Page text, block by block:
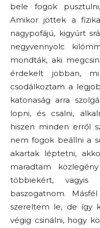
bele fogok
Amikor jöttek a
nagypofájú, kigyúrt
negyvennyolc
mondták, aki
érdekelt jobban,
csodálkoztam a
katonaság arra
lopni, és csalni,
hiszen minden erről
nem fogok beállni a
akartak léptetni,
maradtam
többiekért,
baszogatnom.
szereltem le, de így
végig csinálni, hogy